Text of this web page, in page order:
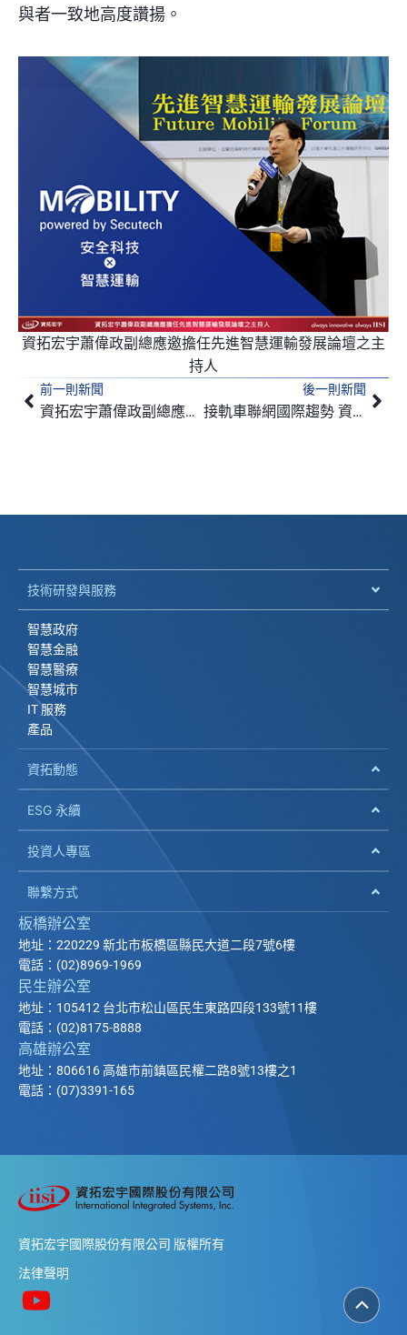
與者一致地高度讚揚。
資拓宏宇蕭偉政副總應邀擔任先進智慧運輸發展論壇之主
持人
上一頁
前一則新聞
資拓宏宇蕭偉政副總應邀於2019年智慧城市國際論壇分享智運未來擘畫
後一則新聞
接軌車聯網國際趨勢 資拓宏宇推創新產品InVignal
下
技術研發與服務
智慧政府
智慧金融
智慧醫療
智慧城市
IT 服務
產品
資拓動態
ESG 永續
投資人專區
聯繫方式
板橋辦公室
地址：220229 新北市板橋區縣民大道二段7號6樓
電話：(02)8969-1969
民生辦公室
地址：105412 台北市松山區民生東路四段133號11樓
電話：(02)8175-8888
高雄辦公室
地址：806616 高雄市前鎮區民權二路8號13樓之1
電話：(07)3391-165
資拓宏宇國際股份有限公司 版權所有
法律聲明
返